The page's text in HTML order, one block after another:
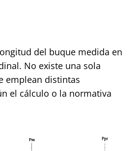
del buque medida en
No existe una sola
emplean distintas
el cálculo o la normativa